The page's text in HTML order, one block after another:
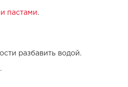
пастами.
разбавить водой.